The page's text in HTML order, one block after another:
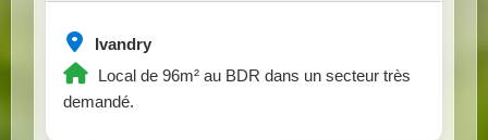
Ivandry
Local de 96m² au BDR dans un secteur très
demandé.